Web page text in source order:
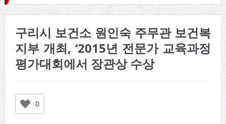
구리시 보건소 원인숙 주무관 보건복
지부 개최, ‘2015년 전문가 교육과정
평가대회에서 장관상 수상
0